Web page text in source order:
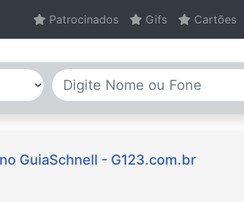
Patrocinados Gifs Cartões
GuiaSchnell - G123.com.br